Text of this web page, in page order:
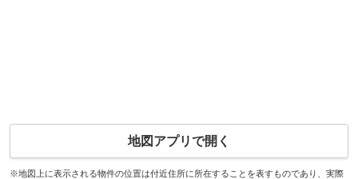
地図アプリで開く
※地図上に表示される物件の位置は付近住所に所在することを表すものであり、実際